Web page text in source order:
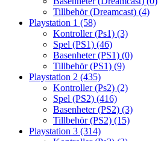
Tillbehör (Dreamcast) (4)
Playstation 1 (58)
Kontroller (Ps1) (3)
Spel (PS1) (46)
Basenheter (PS1) (0)
Tillbehör (PS1) (9)
Playstation 2 (435)
Kontroller (Ps2) (2)
Spel (PS2) (416)
Basenheter (PS2) (3)
Tillbehör (PS2) (15)
Playstation 3 (314)